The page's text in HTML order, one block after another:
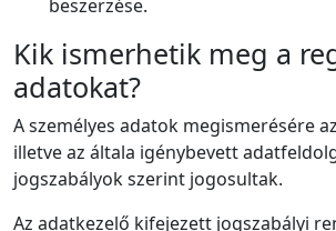
beszerzése.
Kik ismerhetik meg a
adatokat?
A személyes adatok megismerésére
illetve az általa igénybevett
jogszabályok szerint jogosultak.
Az adatkezelő kifejezett jogszabályi